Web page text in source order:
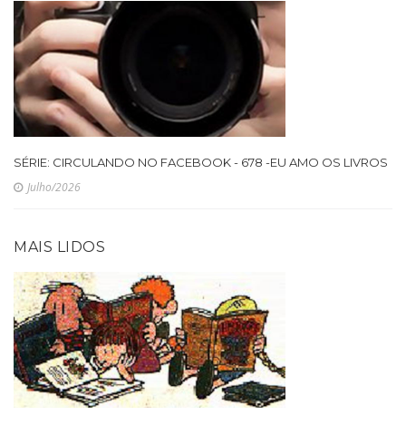
SÉRIE: CIRCULANDO NO FACEBOOK - 678 -EU AMO OS LIVROS
Julho/2026
MAIS LIDOS